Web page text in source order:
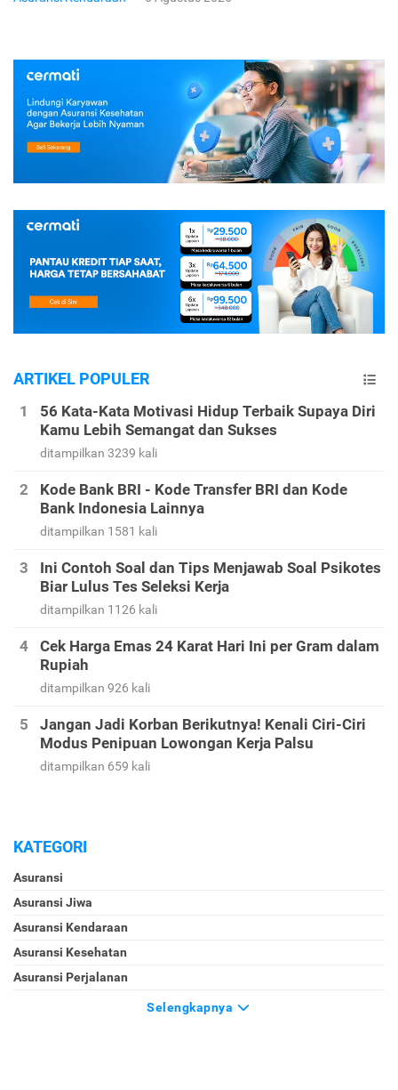
ARTIKEL POPULER
56 Kata-Kata Motivasi Hidup Terbaik Supaya Diri
Kamu Lebih Semangat dan Sukses
ditampilkan 3239 kali
Kode Bank BRI - Kode Transfer BRI dan Kode
Bank Indonesia Lainnya
ditampilkan 1581 kali
Ini Contoh Soal dan Tips Menjawab Soal Psikotes
Biar Lulus Tes Seleksi Kerja
ditampilkan 1126 kali
Cek Harga Emas 24 Karat Hari Ini per Gram dalam
Rupiah
ditampilkan 926 kali
Jangan Jadi Korban Berikutnya! Kenali Ciri-Ciri
Modus Penipuan Lowongan Kerja Palsu
ditampilkan 659 kali
KATEGORI
Asuransi
Asuransi Jiwa
Asuransi Kendaraan
Asuransi Kesehatan
Asuransi Perjalanan
Selengkapnya